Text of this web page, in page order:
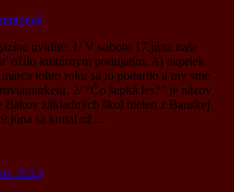
uvidíte: 1/ V sobotu 17.júna naše
ožilo kultúrnym podujatím. Aj napriek
tohto roku sa to podarilo a my sme
2/ “Čo šepká les?” je názov
žiakov základných škol nielen z Banskej
sa konal už…